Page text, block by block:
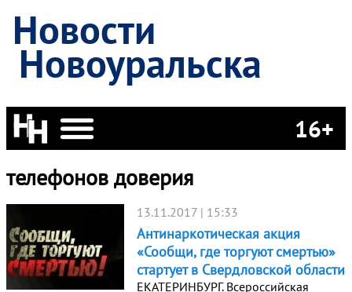
Новости
Новоуральска
16+
телефонов доверия
13.11.2017 | 15:33
Антинаркотическая акция
«Сообщи, где торгуют смертью»
стартует в Свердловской области
ЕКАТЕРИНБУРГ. Всероссийская